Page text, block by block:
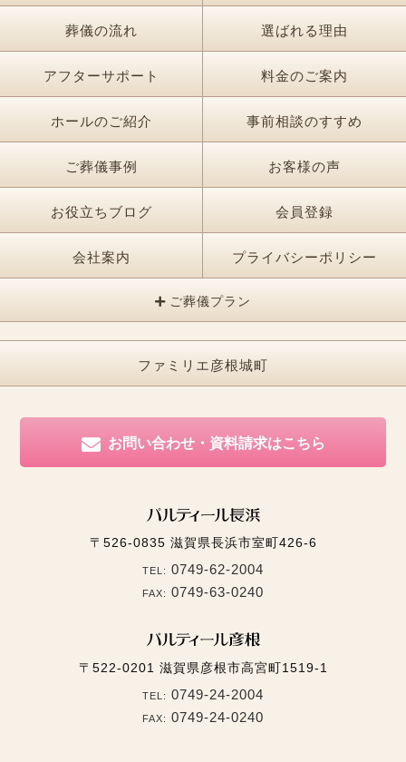
葬儀の流れ 選ばれる理由
アフターサポート 料金のご案内
ホールのご紹介 事前相談のすすめ
ご葬儀事例 お客様の声
お役立ちブログ 会員登録
会社案内 プライバシーポリシー
ご葬儀プラン
ファミリエ彦根城町
お問い合わせ・資料請求はこちら
〒526-0835 滋賀県長浜市室町426-6
TEL: 0749-62-2004
FAX: 0749-63-0240
〒522-0201 滋賀県彦根市高宮町1519-1
TEL: 0749-24-2004
FAX: 0749-24-0240